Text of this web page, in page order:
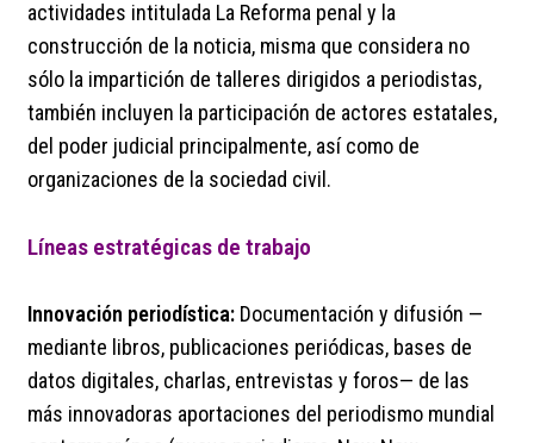
actividades intitulada La Reforma penal y la
construcción de la noticia, misma que considera no
sólo la impartición de talleres dirigidos a periodistas,
también incluyen la participación de actores estatales,
del poder judicial principalmente, así como de
organizaciones de la sociedad civil.
Líneas estratégicas de trabajo
Innovación periodística: Documentación y difusión —
mediante libros, publicaciones periódicas, bases de
datos digitales, charlas, entrevistas y foros— de las
más innovadoras aportaciones del periodismo mundial